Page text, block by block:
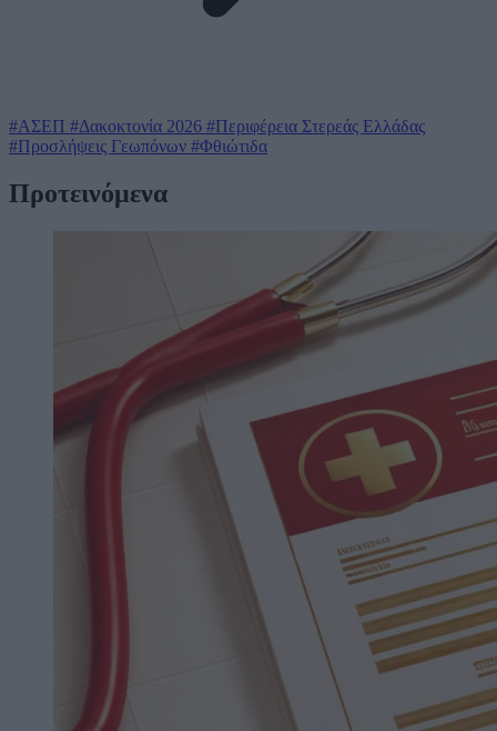
#ΑΣΕΠ #Δακοκτονία 2026 #Περιφέρεια Στερεάς Ελλάδας
#Προσλήψεις Γεωπόνων #Φθιώτιδα
Προτεινόμενα